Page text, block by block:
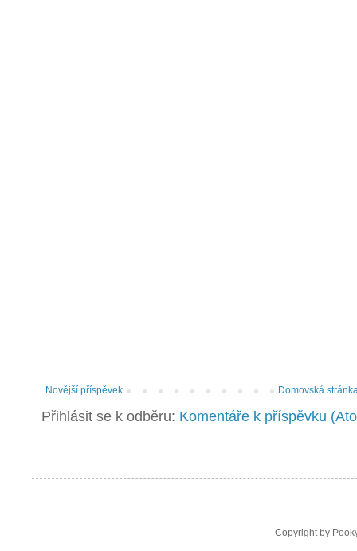
Novější příspěvek Domovská
Přihlásit se k odběru: Komentáře k příspěvku
Copyright by